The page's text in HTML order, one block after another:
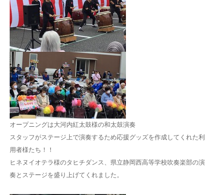
オープニングは大河内紅太鼓様の和太鼓演奏
スタッフがステージ上で演奏するため応援グッズを作成してくれた利
用者様たち！！
ヒネヌイオテラ様のタヒチダンス、県立静岡西高等学校吹奏楽部の演
奏とステージを盛り上げてくれました。